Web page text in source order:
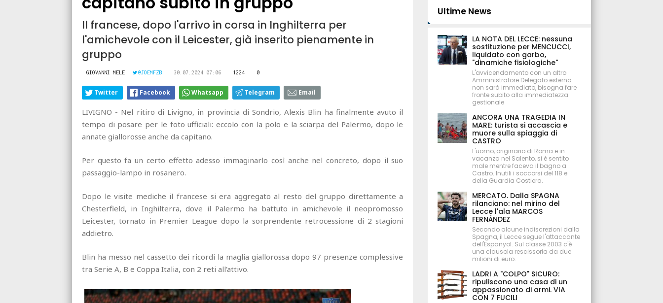
Il francese, dopo l'arrivo in corsa in Inghilterra per
l'amichevole con il Leicester, già inserito pienamente in
gruppo
GIOVANNI MELE @JOEMFZB 30.07.2024 07:06 1224 0
Twitter Facebook Whatsapp Telegram Email
LIVIGNO - Nel ritiro di Livigno, in provincia di Sondrio, Alexis Blin ha finalmente avuto il
tempo di posare per le foto ufficiali: eccolo con la polo e la sciarpa del Palermo, dopo le
annate giallorosse anche da capitano.
Per questo fa un certo effetto adesso immaginarlo così anche nel concreto, dopo il suo
passaggio-lampo in rosanero.
Dopo le visite mediche il francese si era aggregato al resto del gruppo direttamente a
Chesterfield, in Inghilterra, dove il Palermo ha battuto in amichevole il neopromosso
Leicester, tornato in Premier League dopo la sorprendente retrocessione di 2 stagioni
addietro.
Blin ha messo nel cassetto dei ricordi la maglia giallorossa dopo 97 presenze complessive
tra Serie A, B e Coppa Italia, con 2 reti all'attivo.
Ultime News
LA NOTA DEL LECCE: nessuna
sostituzione per MENCUCCI,
liquidato con garbo,
"dinamiche fisiologiche"
L'avvicendamento con un altro
Amministratore Delegato esterno
non sarà immediato, bisogna fare
fronte subito alla immediatezza
gestionale
ANCORA UNA TRAGEDIA IN
MARE: turista si accascia e
muore sulla spiaggia di
CASTRO
L'uomo, originario di Roma e in
vacanza nel Salento, si è sentito
male mentre faceva il bagno a
Castro. Inutili i soccorsi del 118 e
della Guardia Costiera.
MERCATO. Dalla SPAGNA
rilanciano: nel mirino del
Lecce l'ala MARCOS
FERNÁNDEZ
Secondo alcune indiscrezioni dalla
Spagna, il Lecce segue l'attaccante
dell'Espanyol. Sul classe 2003 c'è
una clausola rescissoria da due
milioni di euro.
LADRI A "COLPO" SICURO:
ripuliscono una casa di un
appassionato di armi. VIA
CON 7 FUCILI